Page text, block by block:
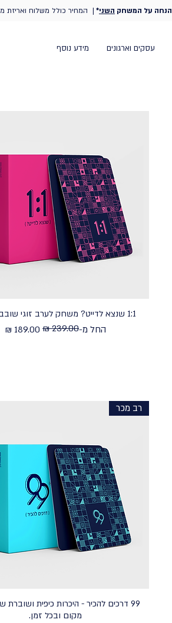
עסקים וארגונים מידע נוסף
השני* | המחיר כולל משלוח ואריזת
1:1 שנצא לדייט? משחק לערב זוגי שובב ומרגש
החל מ-
מחיר רגיל
‏239.00 ‏₪
מחיר מבצע
רב מכר
99 דרכים להכיר - היכרות כיפית
מקום ובכל זמן.